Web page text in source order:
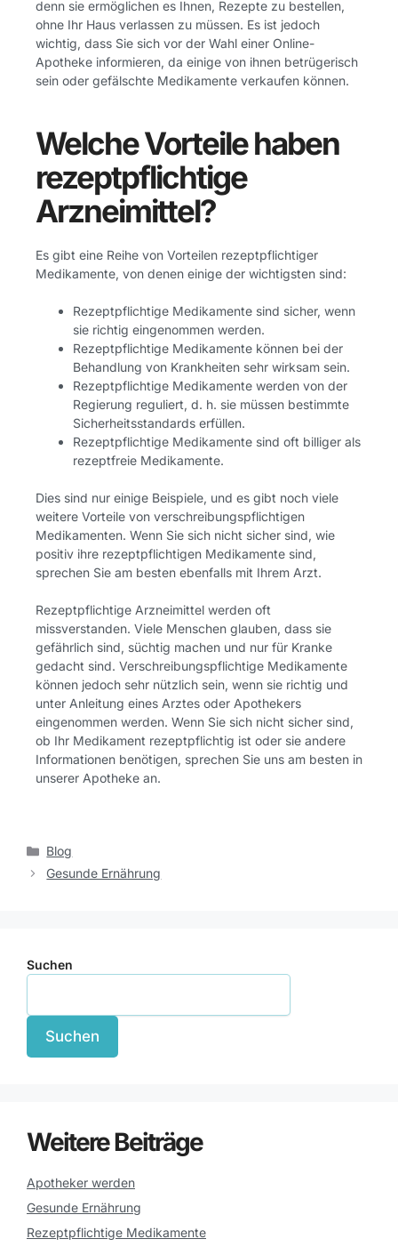
denn sie ermöglichen es Ihnen, Rezepte zu bestellen,
ohne Ihr Haus verlassen zu müssen. Es ist jedoch
wichtig, dass Sie sich vor der Wahl einer Online-
Apotheke informieren, da einige von ihnen betrügerisch
sein oder gefälschte Medikamente verkaufen können.
Welche Vorteile haben
rezeptpflichtige
Arzneimittel?
Es gibt eine Reihe von Vorteilen rezeptpflichtiger
Medikamente, von denen einige der wichtigsten sind:
Rezeptpflichtige Medikamente sind sicher, wenn
sie richtig eingenommen werden.
Rezeptpflichtige Medikamente können bei der
Behandlung von Krankheiten sehr wirksam sein.
Rezeptpflichtige Medikamente werden von der
Regierung reguliert, d. h. sie müssen bestimmte
Sicherheitsstandards erfüllen.
Rezeptpflichtige Medikamente sind oft billiger als
rezeptfreie Medikamente.
Dies sind nur einige Beispiele, und es gibt noch viele
weitere Vorteile von verschreibungspflichtigen
Medikamenten. Wenn Sie sich nicht sicher sind, wie
positiv ihre rezeptpflichtigen Medikamente sind,
sprechen Sie am besten ebenfalls mit Ihrem Arzt.
Rezeptpflichtige Arzneimittel werden oft
missverstanden. Viele Menschen glauben, dass sie
gefährlich sind, süchtig machen und nur für Kranke
gedacht sind. Verschreibungspflichtige Medikamente
können jedoch sehr nützlich sein, wenn sie richtig und
unter Anleitung eines Arztes oder Apothekers
eingenommen werden. Wenn Sie sich nicht sicher sind,
ob Ihr Medikament rezeptpflichtig ist oder sie andere
Informationen benötigen, sprechen Sie uns am besten in
unserer Apotheke an.
Blog
Gesunde Ernährung
Suchen
Suchen
Weitere Beiträge
Apotheker werden
Gesunde Ernährung
Rezeptpflichtige Medikamente